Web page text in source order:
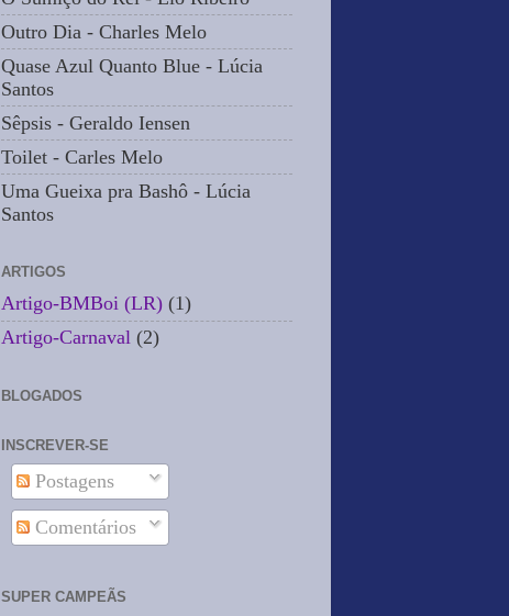
Outro Dia - Charles Melo
Quase Azul Quanto Blue - Lúcia
Santos
Sêpsis - Geraldo Iensen
Toilet - Carles Melo
Uma Gueixa pra Bashô - Lúcia
Santos
ARTIGOS
Artigo-BMBoi (LR) (1)
Artigo-Carnaval (2)
BLOGADOS
INSCREVER-SE
Postagens
Comentários
SUPER CAMPEÃS